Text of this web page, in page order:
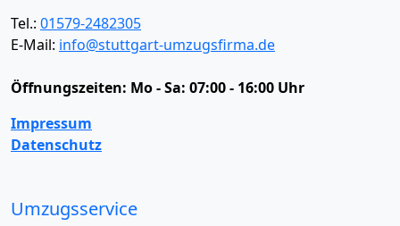
Tel.: 01579-2482305
E-Mail: info@stuttgart-umzugsfirma.de
Öffnungszeiten: Mo - Sa: 07:00 - 16:00 Uhr
Impressum
Datenschutz
Umzugsservice